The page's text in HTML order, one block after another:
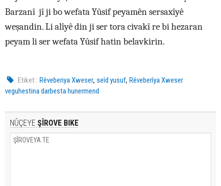
Barzanî jî ji bo wefata Yûsif peyamên sersaxîyê
weşandin. Li alîyê din ji ser tora civakî re bi hezaran
peyam li ser wefata Yûsif hatin belavkirin.
Etiket : Rêveberiya Xweser,seîd yusuf,Rêveberîya Xweser
veguhestina darbesta hunermend
NÛÇEYE ŞÎROVE BIKE